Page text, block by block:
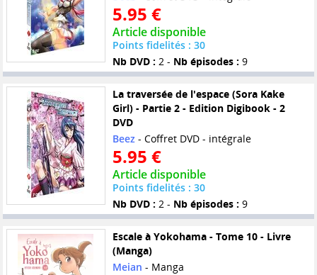
5.95 €
Article disponible
Points fidelités : 30
Nb DVD : 2 - Nb épisodes : 9
La traversée de l'espace (Sora Kake
Girl) - Partie 2 - Edition Digibook - 2
DVD
Beez- Coffret DVD - intégrale
5.95 €
Article disponible
Points fidelités : 30
Nb DVD : 2 - Nb épisodes : 9
Escale à Yokohama - Tome 10 - Livre
(Manga)
Meian - Manga